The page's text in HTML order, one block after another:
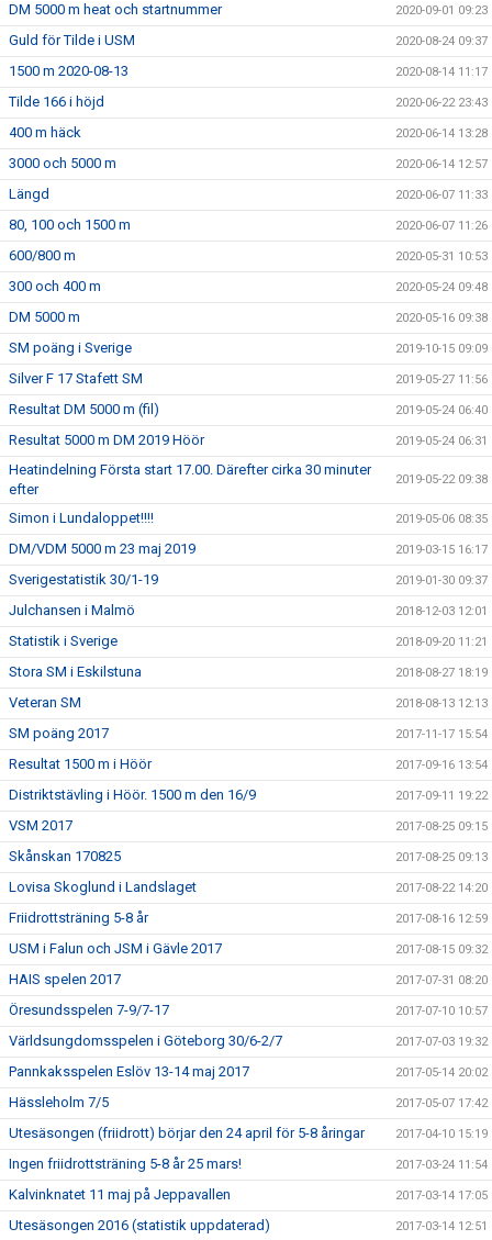
DM 5000 m heat och startnummer 2020-09-01 09:23
Guld för Tilde i USM 2020-08-24 09:37
1500 m 2020-08-13 2020-08-14 11:17
Tilde 166 i höjd 2020-06-22 23:43
400 m häck 2020-06-14 13:28
3000 och 5000 m 2020-06-14 12:57
Längd 2020-06-07 11:33
80, 100 och 1500 m 2020-06-07 11:26
600/800 m 2020-05-31 10:53
300 och 400 m 2020-05-24 09:48
DM 5000 m 2020-05-16 09:38
SM poäng i Sverige 2019-10-15 09:09
Silver F 17 Stafett SM 2019-05-27 11:56
Resultat DM 5000 m (fil) 2019-05-24 06:40
Resultat 5000 m DM 2019 Höör 2019-05-24 06:31
Heatindelning Första start 17.00. Därefter cirka 30 minuter
efter
2019-05-22 09:38
Simon i Lundaloppet!!!! 2019-05-06 08:35
DM/VDM 5000 m 23 maj 2019 2019-03-15 16:17
Sverigestatistik 30/1-19 2019-01-30 09:37
Julchansen i Malmö 2018-12-03 12:01
Statistik i Sverige 2018-09-20 11:21
Stora SM i Eskilstuna 2018-08-27 18:19
Veteran SM 2018-08-13 12:13
SM poäng 2017 2017-11-17 15:54
Resultat 1500 m i Höör 2017-09-16 13:54
Distriktstävling i Höör. 1500 m den 16/9 2017-09-11 19:22
VSM 2017 2017-08-25 09:15
Skånskan 170825 2017-08-25 09:13
Lovisa Skoglund i Landslaget 2017-08-22 14:20
Friidrottsträning 5-8 år 2017-08-16 12:59
USM i Falun och JSM i Gävle 2017 2017-08-15 09:32
HAIS spelen 2017 2017-07-31 08:20
Öresundsspelen 7-9/7-17 2017-07-10 10:57
Världsungdomsspelen i Göteborg 30/6-2/7 2017-07-03 19:32
Pannkaksspelen Eslöv 13-14 maj 2017 2017-05-14 20:02
Hässleholm 7/5 2017-05-07 17:42
Utesäsongen (friidrott) börjar den 24 april för 5-8 åringar 2017-04-10 15:19
Ingen friidrottsträning 5-8 år 25 mars! 2017-03-24 11:54
Kalvinknatet 11 maj på Jeppavallen 2017-03-14 17:05
Utesäsongen 2016 (statistik uppdaterad) 2017-03-14 12:51